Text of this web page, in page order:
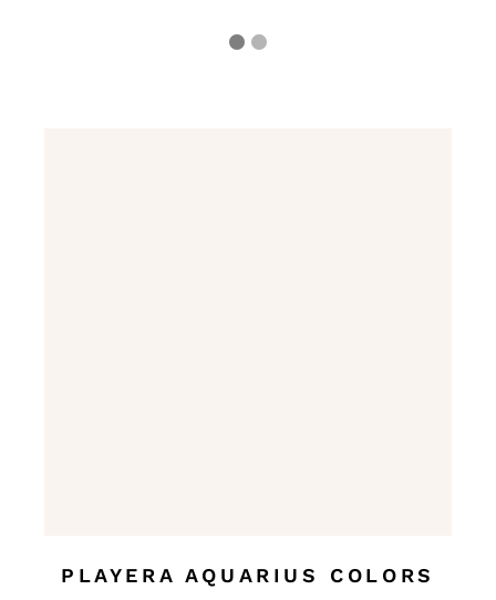
PLAYERA AQUARIUS COLORS